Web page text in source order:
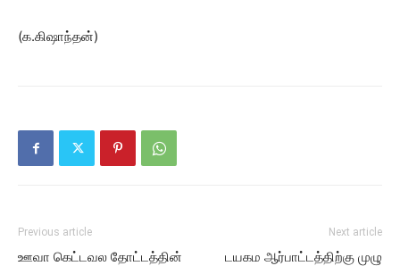
(க.கிஷாந்தன்)
Previous article
ஊவா கெட்டவல தோட்டத்தின்
Next article
டயகம ஆர்பாட்டத்திற்கு முழு